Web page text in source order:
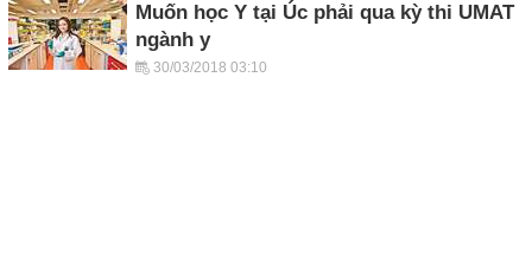
Muốn học Y tại Úc phải qua kỳ thi UMAT
ngành y
30/03/2018 03:10